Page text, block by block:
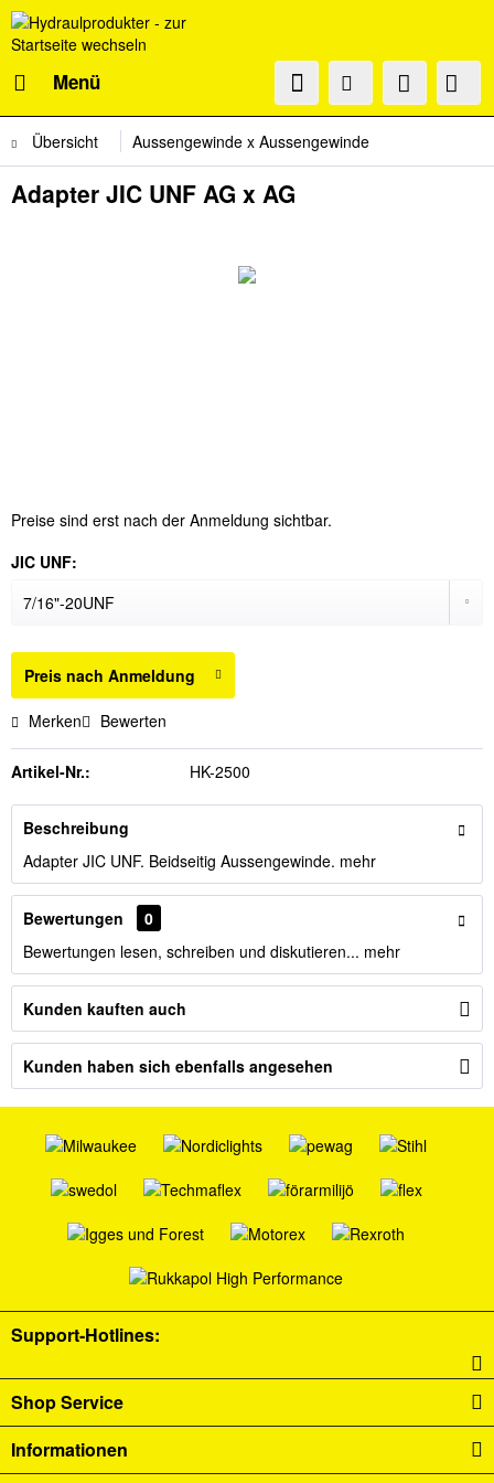
Menü
Übersicht Aussengewinde x Aussengewinde
Adapter JIC UNF AG x AG
Preise sind erst nach der Anmeldung sichtbar.
JIC UNF:
Preis nach Anmeldung
Merken Bewerten
Artikel-Nr.: HK-2500
Beschreibung
Adapter JIC UNF. Beidseitig Aussengewinde. mehr
Bewertungen
0
Bewertungen lesen, schreiben und diskutieren... mehr
Kunden kauften auch
Kunden haben sich ebenfalls angesehen
Support-Hotlines:
Shop Service
Informationen